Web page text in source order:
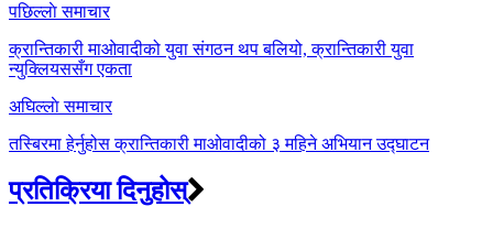
Post
navigation
पछिल्लाे समाचार
क्रान्तिकारी माओवादीको युवा संगठन थप बलियो, क्रान्तिकारी युवा
न्युक्लियससँग एकता
अघिल्लाे समाचार
तस्बिरमा हेर्नुहोस क्रान्तिकारी माओवादीको ३ महिने अभियान उद्घाटन
प्रतिक्रिया दिनुहोस्